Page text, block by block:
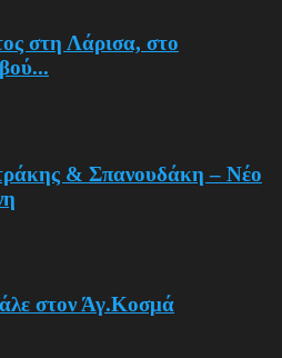
στη Λάρισα, στο
& Σπανουδάκη – Νέο
στον Άγ.Κοσμά